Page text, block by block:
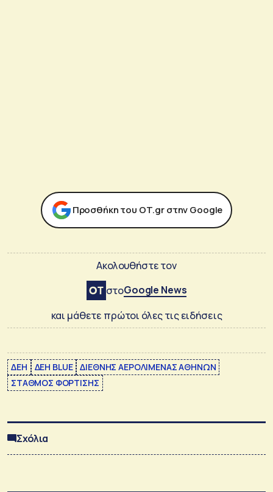
Προσθήκη του ΟΤ.gr στην Google
Ακολουθήστε τον
στοGoogle News
και μάθετε πρώτοι όλες τις ειδήσεις
ΔΕΗ ΔΕΗ BLUE
ΔΙΕΘΝΗΣ ΑΕΡΟΛΙΜΕΝΑΣ ΑΘΗΝΩΝ
ΣΤΑΘΜΟΣ ΦΟΡΤΙΣΗΣ
Σχόλια